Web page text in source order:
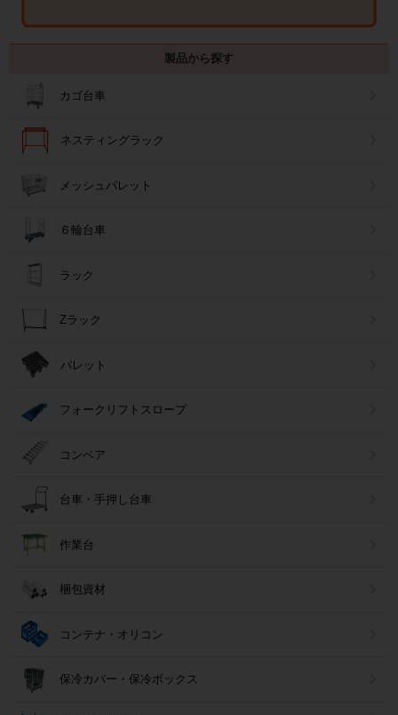
製品から探す
カゴ台車
ネスティングラック
メッシュパレット
６輪台車
ラック
Zラック
パレット
フォークリフトスロープ
コンベア
台車・手押し台車
作業台
梱包資材
コンテナ・オリコン
保冷カバー・保冷ボックス